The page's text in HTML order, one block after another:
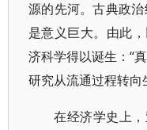
源的先河。古典政
是意义巨大。由此
济科学得以诞生：“
研究从流通过程转向
在经济学史上